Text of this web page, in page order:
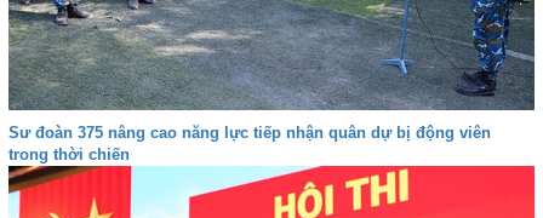
Sư đoàn 375 nâng cao năng lực tiếp nhận quân dự bị động viên
trong thời chiến